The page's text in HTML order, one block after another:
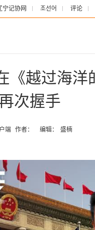
宁记协网 조선어 评论
《越过海洋
次握手
端 作者： 编辑： 盛楠